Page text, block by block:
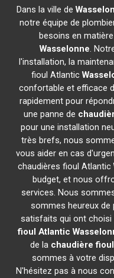
Dans la ville de
notre équipe de
besoins en
Wasselonne.
l'installation, la
fioul Atlantic
confortable et efficace
rapidement pour
une panne de
pour une installation
très brefs, nous
vous aider en cas
chaudières fioul Atlantic
budget, et nous
services. Nous
sommes heureux de
satisfaits qui ont choisi
fioul Atlantic
de la chaudière
sommes à votre
N'hésitez pas à nous